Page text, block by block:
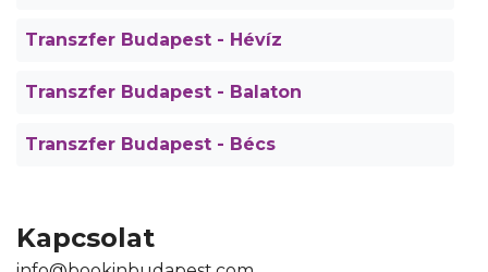
Transzfer Budapest - Hévíz
Transzfer Budapest - Balaton
Transzfer Budapest - Bécs
Kapcsolat